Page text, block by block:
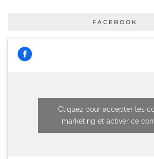
FACEBOOK
Cliquez pour accepter les
marketing et activer ce